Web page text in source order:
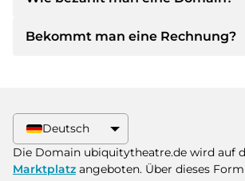
Nach einer Einigung wird der
Zahlungsmethoden anbieten.
Bitte geben Sie bei der
den Domainnamen und die
Bekommt man eine Rechnung?
größeren Kaufpreisen bekommen
Wunsch auch einen zusätzlichen
Deutsch
Die Domain ubiquitytheatre.de wird auf
Marktplatz angeboten. Über dieses